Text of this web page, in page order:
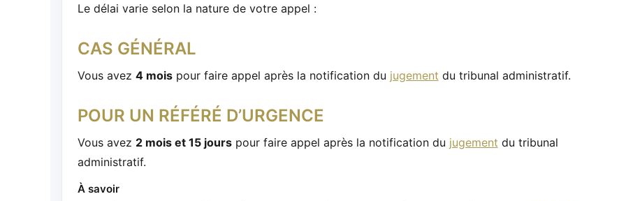
Le délai varie selon la nature de votre appel :
CAS GÉNÉRAL
Vous avez 4 moispour faire appel après la notification du jugement du tribunal administratif.
POUR UN RÉFÉRÉ D’URGENCE
Vous avez 2 mois et 15 jourspour faire appel après la notification du jugement du tribunal
administratif.
À savoir